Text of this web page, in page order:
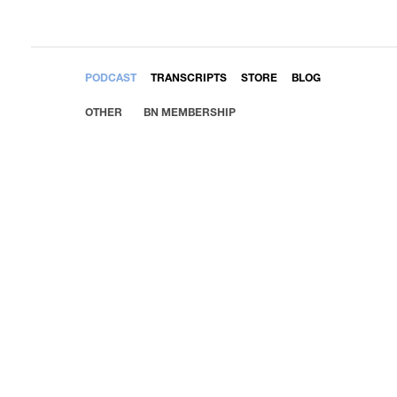
PODCAST TRANSCRIPTS STORE BLOG
OTHER BN MEMBERSHIP